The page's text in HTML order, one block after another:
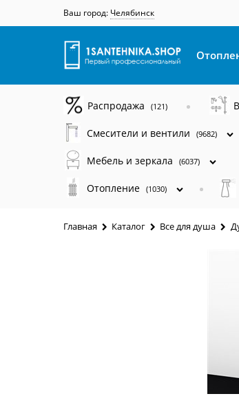
Ваш город: Челябинск
Распродажа (121)
Смесители и вентили (9682)
Мебель и зеркала (6037)
Отопление (1030)
Главная Каталог Все для душа